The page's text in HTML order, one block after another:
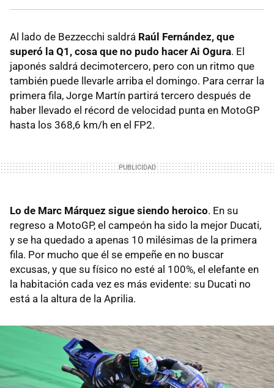
Al lado de Bezzecchi saldrá Raúl Fernández, que
superó la Q1, cosa que no pudo hacer Ai Ogura. El
japonés saldrá decimotercero, pero con un ritmo que
también puede llevarle arriba el domingo. Para cerrar la
primera fila, Jorge Martín partirá tercero después de
haber llevado el récord de velocidad punta en MotoGP
hasta los 368,6 km/h en el FP2.
Lo de Marc Márquez sigue siendo heroico. En su
regreso a MotoGP, el campeón ha sido la mejor Ducati,
y se ha quedado a apenas 10 milésimas de la primera
fila. Por mucho que él se empeñe en no buscar
excusas, y que su físico no esté al 100%, el elefante en
la habitación cada vez es más evidente: su Ducati no
está a la altura de la Aprilia.